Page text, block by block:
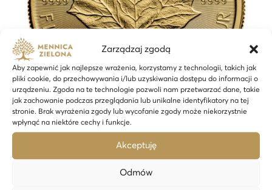
Zarządzaj zgodą
Aby zapewnić jak najlepsze wrażenia, korzystamy z technologii, takich jak
pliki cookie, do przechowywania i/lub uzyskiwania dostępu do informacji o
urządzeniu. Zgoda na te technologie pozwoli nam przetwarzać dane, takie
jak zachowanie podczas przeglądania lub unikalne identyfikatory na tej
stronie. Brak wyrażenia zgody lub wycofanie zgody może niekorzystnie
wpłynąć na niektóre cechy i funkcje.
Akceptuję
Odmów
Maple Leaf – 1 oz Goldmünze – 24h
16 365,41